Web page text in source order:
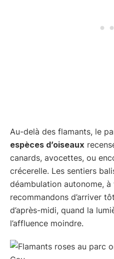
Au-delà des flamants, le
espèces d’oiseaux
canards, avocettes, ou
crécerelle. Les sentiers
déambulation autonome,
recommandons d’arriver
d’après-midi, quand la
l’affluence moindre.